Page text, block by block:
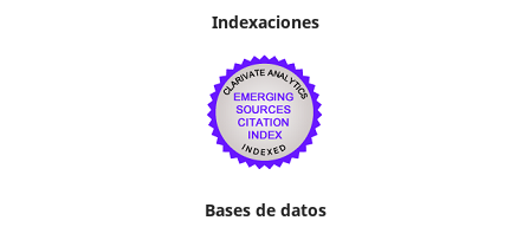
Indexaciones
Bases de datos